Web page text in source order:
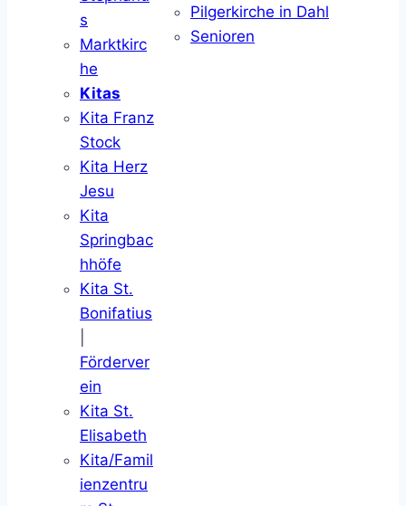
s
Marktkirc
he
Kitas
Kita Franz
Stock
Kita Herz
Jesu
Kita
Springbac
hhöfe
Kita St.
Bonifatius
Förderver
ein
Kita St.
Elisabeth
Kita/Famil
ienzentru
Pilgerkirche in Dahl
Senioren